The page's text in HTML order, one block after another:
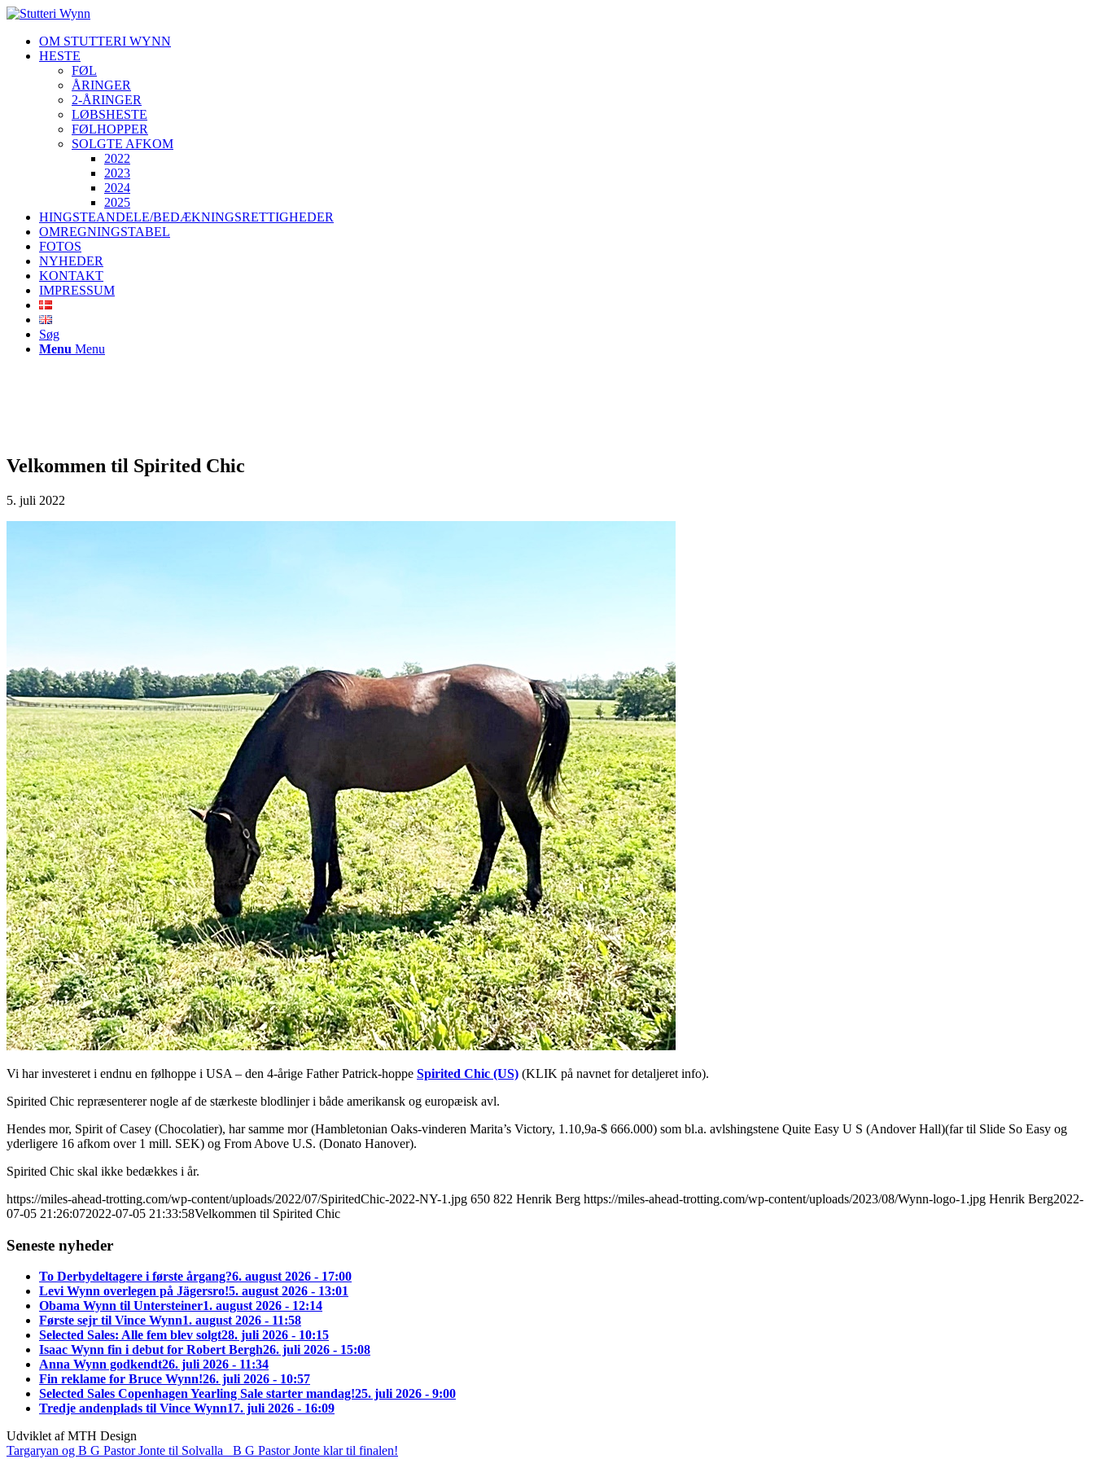
OM STUTTERI WYNN
HESTE
FØL
ÅRINGER
2-ÅRINGER
LØBSHESTE
FØLHOPPER
SOLGTE AFKOM
2022
2023
2024
2025
HINGSTEANDELE/BEDÆKNINGSRETTIGHEDER
OMREGNINGSTABEL
FOTOS
NYHEDER
KONTAKT
IMPRESSUM
Søg
Menu Menu
Velkommen til Spirited Chic
5. juli 2022
Vi har investeret i endnu en følhoppe i USA – den 4-årige Father Patrick-hoppe Spirited Chic (US) (KLIK på navnet for detaljeret info).
Spirited Chic repræsenterer nogle af de stærkeste blodlinjer i både amerikansk og europæisk avl.
Hendes mor, Spirit of Casey (Chocolatier), har samme mor (Hambletonian Oaks-vinderen Marita’s Victory, 1.10,9a-$ 666.000) som bl.a. avlshingstene Quite Easy U S (Andover Hall)(far til Slide So Easy og
yderligere 16 afkom over 1 mill. SEK) og From Above U.S. (Donato Hanover).
Spirited Chic skal ikke bedækkes i år.
https://miles-ahead-trotting.com/wp-content/uploads/2022/07/SpiritedChic-2022-NY-1.jpg 650 822 Henrik Berg https://miles-ahead-trotting.com/wp-content/uploads/2023/08/Wynn-logo-1.jpg Henrik Berg2022-
07-05 21:26:072022-07-05 21:33:58Velkommen til Spirited Chic
Seneste nyheder
To Derbydeltagere i første årgang?6. august 2026 - 17:00
Levi Wynn overlegen på Jägersro!5. august 2026 - 13:01
Obama Wynn til Untersteiner1. august 2026 - 12:14
Første sejr til Vince Wynn1. august 2026 - 11:58
Selected Sales: Alle fem blev solgt28. juli 2026 - 10:15
Isaac Wynn fin i debut for Robert Bergh26. juli 2026 - 15:08
Anna Wynn godkendt26. juli 2026 - 11:34
Fin reklame for Bruce Wynn!26. juli 2026 - 10:57
Selected Sales Copenhagen Yearling Sale starter mandag!25. juli 2026 - 9:00
Tredje andenplads til Vince Wynn17. juli 2026 - 16:09
Udviklet af MTH Design
Targaryan og B G Pastor Jonte til Solvalla
B G Pastor Jonte klar til finalen!